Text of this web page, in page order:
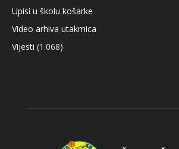
Upisi u školu košarke
Video arhiva utakmica
Vijesti (1.068)